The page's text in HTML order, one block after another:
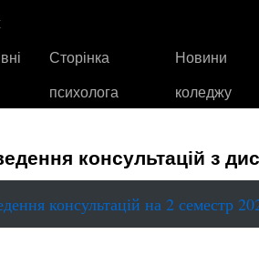
Сторінка
психолога
Новини
коледжу
консультацій з
консультацій на 2 семестр